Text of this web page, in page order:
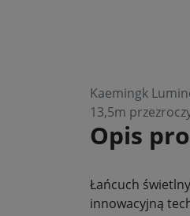
Kaemingk
13,5m
Opis
Łańcuch
innowacyjną